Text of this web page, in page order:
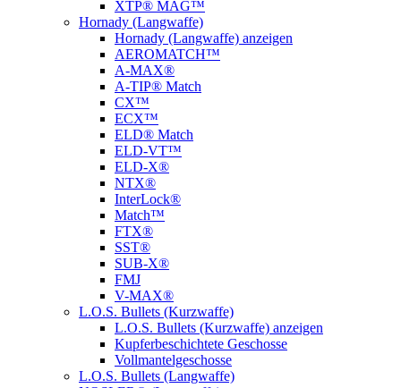
XTP® MAG™
Hornady (Langwaffe)
Hornady (Langwaffe) anzeigen
AEROMATCH™
A-MAX®
A-TIP® Match
CX™
ECX™
ELD® Match
ELD‑VT™
ELD-X®
NTX®
InterLock®
Match™
FTX®
SST®
SUB-X®
FMJ
V-MAX®
L.O.S. Bullets (Kurzwaffe)
L.O.S. Bullets (Kurzwaffe) anzeigen
Kupferbeschichtete Geschosse
Vollmantelgeschosse
L.O.S. Bullets (Langwaffe)